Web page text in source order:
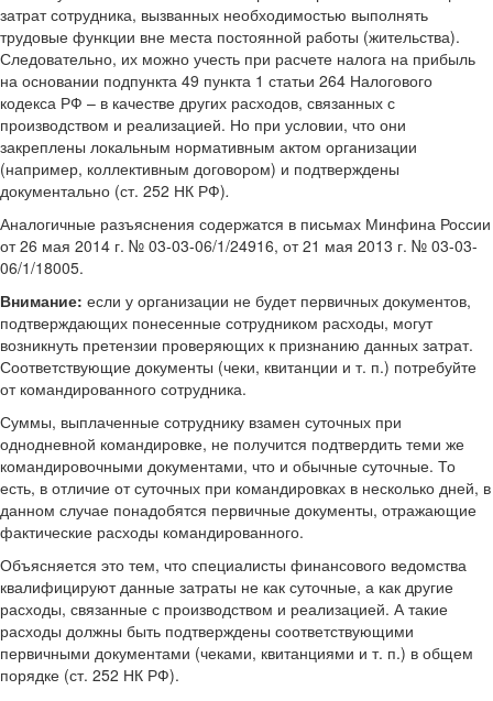
затрат сотрудника, вызванных необходимостью выполнять
трудовые функции вне места постоянной работы (жительства).
Следовательно, их можно учесть при расчете налога на прибыль
на основании подпункта 49 пункта 1 статьи 264 Налогового
кодекса РФ – в качестве других расходов, связанных с
производством и реализацией. Но при условии, что они
закреплены локальным нормативным актом организации
(например, коллективным договором) и подтверждены
документально (ст. 252 НК РФ).
Аналогичные разъяснения содержатся в письмах Минфина России
от 26 мая 2014 г. № 03-03-06/1/24916, от 21 мая 2013 г. № 03-03-
06/1/18005.
Внимание: если у организации не будет первичных документов,
подтверждающих понесенные сотрудником расходы, могут
возникнуть претензии проверяющих к признанию данных затрат.
Соответствующие документы (чеки, квитанции и т. п.) потребуйте
от командированного сотрудника.
Суммы, выплаченные сотруднику взамен суточных при
однодневной командировке, не получится подтвердить теми же
командировочными документами, что и обычные суточные. То
есть, в отличие от суточных при командировках в несколько дней, в
данном случае понадобятся первичные документы, отражающие
фактические расходы командированного.
Объясняется это тем, что специалисты финансового ведомства
квалифицируют данные затраты не как суточные, а как другие
расходы, связанные с производством и реализацией. А такие
расходы должны быть подтверждены соответствующими
первичными документами (чеками, квитанциями и т. п.) в общем
порядке (ст. 252 НК РФ).